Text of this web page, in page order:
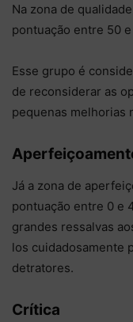
Na zona de
pontuação entre 50 e
Esse grupo é
de reconsiderar as
pequenas melhorias
Já a zona de
pontuação entre 0 e
grandes ressalvas
los cuidadosamente
detratores.
Crítica